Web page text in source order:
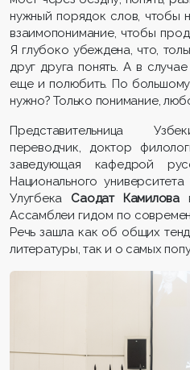
нужный порядок слов, чтобы
взаимопонимание, чтобы
Я глубоко убеждена, что,
друг друга понять. А в
еще и полюбить. По
нужно? Только понимание,
Представительница
переводчик, доктор
заведующая кафедрой
Национального
Улугбека Саодат Камилова
Ассамблеи гидом по
Речь зашла как об общих
литературы, так и о самых